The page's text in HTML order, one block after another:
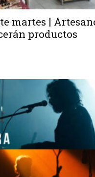
martes |
productos